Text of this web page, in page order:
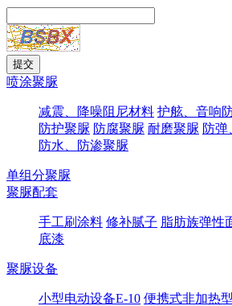
喷涂聚脲
减震、降噪阻尼材料 护舷、音响
防护聚脲 防腐聚脲 耐磨聚脲 防弹
防水、防渗聚脲
单组分聚脲
聚脲配套
手工刷涂料 修补腻子 脂肪族弹性
底漆
聚脲设备
小型电动设备E-10 便携式非加热